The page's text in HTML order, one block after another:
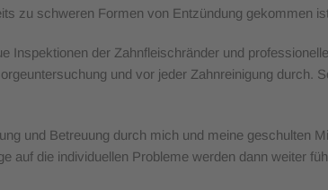
zu schweren Formen von Entzündung gekommen
der Zahnfleischränder und
und vor jeder Zahnreinigung durch.
und Betreuung durch mich und meine geschulten
auf die individuellen Probleme werden dann weiter